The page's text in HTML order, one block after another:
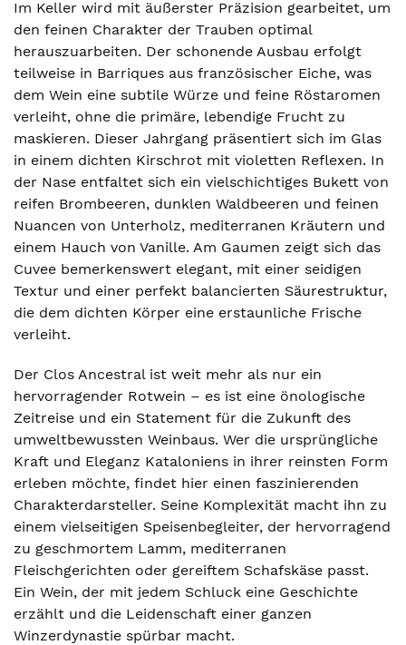
Im Keller wird mit äußerster Präzision gearbeitet, um
den feinen Charakter der Trauben optimal
herauszuarbeiten. Der schonende Ausbau erfolgt
teilweise in Barriques aus französischer Eiche, was
dem Wein eine subtile Würze und feine Röstaromen
verleiht, ohne die primäre, lebendige Frucht zu
maskieren. Dieser Jahrgang präsentiert sich im Glas
in einem dichten Kirschrot mit violetten Reflexen. In
der Nase entfaltet sich ein vielschichtiges Bukett von
reifen Brombeeren, dunklen Waldbeeren und feinen
Nuancen von Unterholz, mediterranen Kräutern und
einem Hauch von Vanille. Am Gaumen zeigt sich das
Cuvee bemerkenswert elegant, mit einer seidigen
Textur und einer perfekt balancierten Säurestruktur,
die dem dichten Körper eine erstaunliche Frische
verleiht.
Der Clos Ancestral ist weit mehr als nur ein
hervorragender Rotwein – es ist eine önologische
Zeitreise und ein Statement für die Zukunft des
umweltbewussten Weinbaus. Wer die ursprüngliche
Kraft und Eleganz Kataloniens in ihrer reinsten Form
erleben möchte, findet hier einen faszinierenden
Charakterdarsteller. Seine Komplexität macht ihn zu
einem vielseitigen Speisenbegleiter, der hervorragend
zu geschmortem Lamm, mediterranen
Fleischgerichten oder gereiftem Schafskäse passt.
Ein Wein, der mit jedem Schluck eine Geschichte
erzählt und die Leidenschaft einer ganzen
Winzerdynastie spürbar macht.